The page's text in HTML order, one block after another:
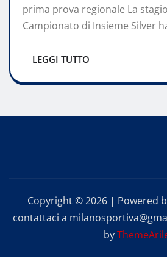
prima prova regionale La
Campionato di Insieme Silver
LEGGI TUTTO
Copyright © 2026 | Powered
contattaci a
by